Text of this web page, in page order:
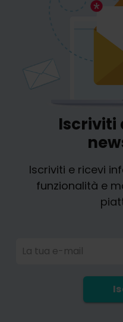
Iscriviti
Iscriviti e ricevi
funzionalità e
La tua e-mail